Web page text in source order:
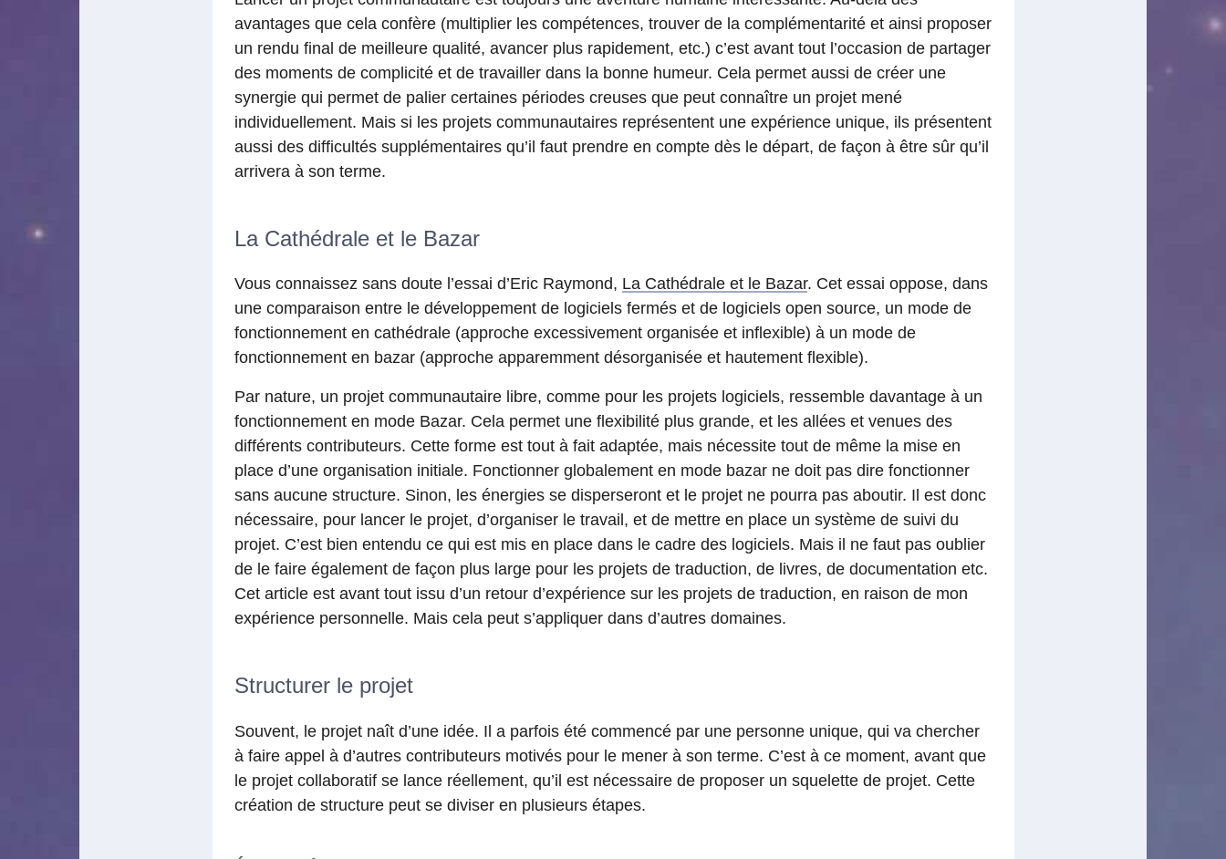
avantages que cela confère (multiplier les compétences, trouver de la complémentarité et ainsi proposer
un rendu final de meilleure qualité, avancer plus rapidement, etc.) c’est avant tout l’occasion de partager
des moments de complicité et de travailler dans la bonne humeur. Cela permet aussi de créer une
synergie qui permet de palier certaines périodes creuses que peut connaître un projet mené
individuellement. Mais si les projets communautaires représentent une expérience unique, ils présentent
aussi des difficultés supplémentaires qu’il faut prendre en compte dès le départ, de façon à être sûr qu’il
arrivera à son terme.
La Cathédrale et le Bazar
Vous connaissez sans doute l’essai d’Eric Raymond, La Cathédrale et le Bazar. Cet essai oppose, dans
une comparaison entre le développement de logiciels fermés et de logiciels open source, un mode de
fonctionnement en cathédrale (approche excessivement organisée et inflexible) à un mode de
fonctionnement en bazar (approche apparemment désorganisée et hautement flexible).
Par nature, un projet communautaire libre, comme pour les projets logiciels, ressemble davantage à un
fonctionnement en mode Bazar. Cela permet une flexibilité plus grande, et les allées et venues des
différents contributeurs. Cette forme est tout à fait adaptée, mais nécessite tout de même la mise en
place d’une organisation initiale. Fonctionner globalement en mode bazar ne doit pas dire fonctionner
sans aucune structure. Sinon, les énergies se disperseront et le projet ne pourra pas aboutir. Il est donc
nécessaire, pour lancer le projet, d’organiser le travail, et de mettre en place un système de suivi du
projet. C’est bien entendu ce qui est mis en place dans le cadre des logiciels. Mais il ne faut pas oublier
de le faire également de façon plus large pour les projets de traduction, de livres, de documentation etc.
Cet article est avant tout issu d’un retour d’expérience sur les projets de traduction, en raison de mon
expérience personnelle. Mais cela peut s’appliquer dans d’autres domaines.
Structurer le projet
Souvent, le projet naît d’une idée. Il a parfois été commencé par une personne unique, qui va chercher
à faire appel à d’autres contributeurs motivés pour le mener à son terme. C’est à ce moment, avant que
le projet collaboratif se lance réellement, qu’il est nécessaire de proposer un squelette de projet. Cette
création de structure peut se diviser en plusieurs étapes.